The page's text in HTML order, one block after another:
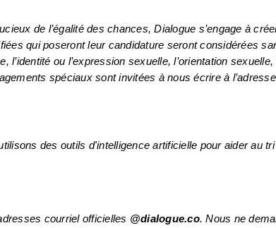
de l’égalité des chances, Dialogue s’engage à
qui poseront leur candidature seront considérées
ou l’expression sexuelle, l’orientation
l’âge ou le statut de vétéran. Les personnes qui ont besoin d’aménagements spéciaux sont invitées à nous écrire à l’adresse
des outils d'intelligence artificielle pour aider au
courriel officielles @dialogue.co. Nous ne